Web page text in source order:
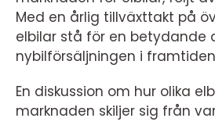
Med en årlig tillväxttakt på
elbilar stå för en betydande
nybilförsäljningen i
En diskussion om hur olika
marknaden skiljer sig från